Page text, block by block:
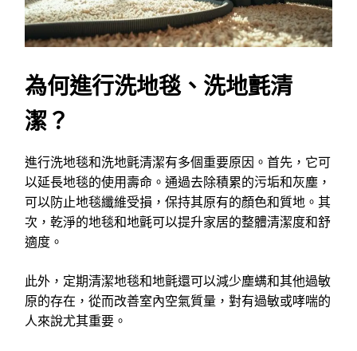
為何進行洗地毯、洗地氈清
潔？
進行洗地毯和洗地氈清潔有多個重要原因。首先，它可
以延長地毯的使用壽命。通過去除積累的污垢和灰塵，
可以防止地毯纖維受損，保持其原有的顏色和質地。其
次，乾淨的地毯和地氈可以提升家居的整體清潔度和舒
適度。
此外，定期清潔地毯和地氈還可以減少塵螨和其他過敏
原的存在，從而改善室內空氣質量，對有過敏或哮喘的
人來說尤其重要。